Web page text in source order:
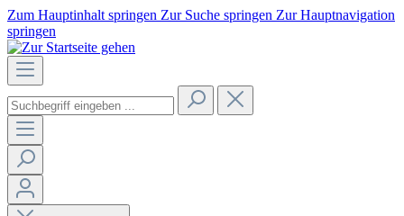
Zum Hauptinhalt springen Zur Suche springen Zur Hauptnavigation
springen